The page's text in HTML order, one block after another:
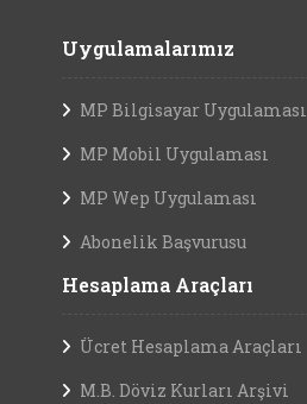
Uygulamalarımız
MP Bilgisayar Uygulaması
MP Mobil Uygulaması
MP Wep Uygulaması
Abonelik Başvurusu
Hesaplama Araçları
Ücret Hesaplama Araçları
M.B. Döviz Kurları Arşivi